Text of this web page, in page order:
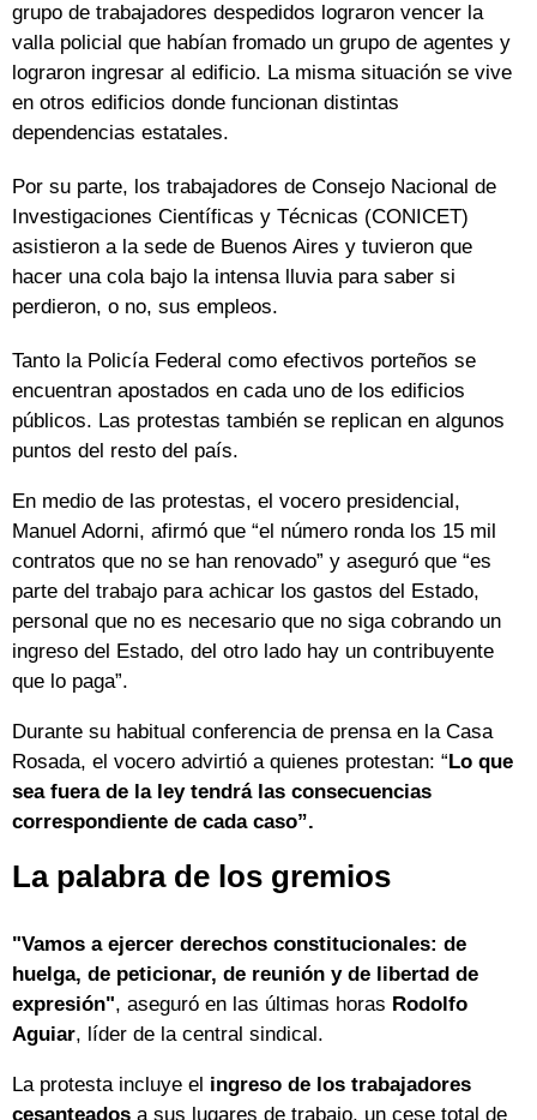
grupo de trabajadores despedidos lograron vencer la
valla policial que habían fromado un grupo de agentes y
lograron ingresar al edificio. La misma situación se vive
en otros edificios donde funcionan distintas
dependencias estatales.
Por su parte, los trabajadores de Consejo Nacional de
Investigaciones Científicas y Técnicas (CONICET)
asistieron a la sede de Buenos Aires y tuvieron que
hacer una cola bajo la intensa lluvia para saber si
perdieron, o no, sus empleos.
Tanto la Policía Federal como efectivos porteños se
encuentran apostados en cada uno de los edificios
públicos. Las protestas también se replican en algunos
puntos del resto del país.
En medio de las protestas, el vocero presidencial,
Manuel Adorni, afirmó que “el número ronda los 15 mil
contratos que no se han renovado” y aseguró que “es
parte del trabajo para achicar los gastos del Estado,
personal que no es necesario que no siga cobrando un
ingreso del Estado, del otro lado hay un contribuyente
que lo paga”.
Durante su habitual conferencia de prensa en la Casa
Rosada, el vocero advirtió a quienes protestan: “Lo que
sea fuera de la ley tendrá las consecuencias
correspondiente de cada caso”.
La palabra de los gremios
"Vamos a ejercer derechos constitucionales: de
huelga, de peticionar, de reunión y de libertad de
expresión", aseguró en las últimas horas Rodolfo
Aguiar, líder de la central sindical.
La protesta incluye el ingreso de los trabajadores
cesanteados a sus lugares de trabajo, un cese total de